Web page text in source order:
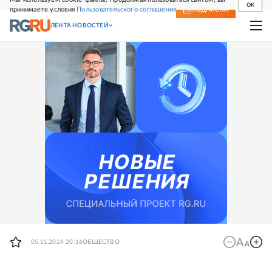
принимаете условия Пользовательского соглашения
OK
СВЕЖИЙ НОМЕР ПОДПИСКА
ЛЕНТА НОВОСТЕЙ
05.11.2024 20:16ОБЩЕСТВО